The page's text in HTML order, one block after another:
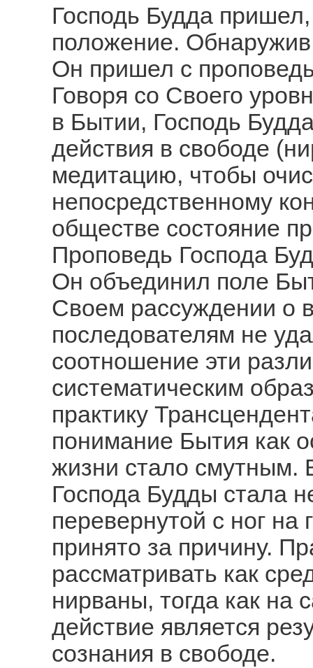
Господь Будда
положение.
Он пришел с
Говоря со Своего
в Бытии, Господь
действия в свободе
медитацию, чтобы
непосредственному
обществе состояние
Проповедь Господа
Он объединил поле
Своем рассуждении о
последователям не
соотношение эти
систематическим
практику
понимание Бытия как
жизни стало смутным.
Господа Будды стала
перевернутой с ног на
принято за причину.
рассматривать как
нирваны, тогда как на
действие является
сознания в свободе.